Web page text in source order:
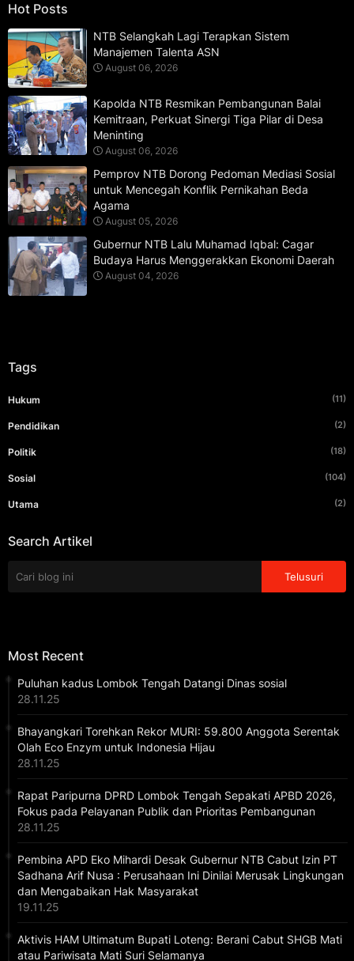
Hot Posts
NTB Selangkah Lagi Terapkan Sistem
Manajemen Talenta ASN
August 06, 2026
Kapolda NTB Resmikan Pembangunan Balai
Kemitraan, Perkuat Sinergi Tiga Pilar di Desa
Meninting
August 06, 2026
Pemprov NTB Dorong Pedoman Mediasi Sosial
untuk Mencegah Konflik Pernikahan Beda
Agama
August 05, 2026
Gubernur NTB Lalu Muhamad Iqbal: Cagar
Budaya Harus Menggerakkan Ekonomi Daerah
August 04, 2026
Tags
Hukum (11)
Pendidikan (2)
Politik (18)
Sosial (104)
Utama (2)
Search Artikel
Most Recent
Puluhan kadus Lombok Tengah Datangi Dinas sosial
28.11.25
Bhayangkari Torehkan Rekor MURI: 59.800 Anggota Serentak
Olah Eco Enzym untuk Indonesia Hijau
28.11.25
Rapat Paripurna DPRD Lombok Tengah Sepakati APBD 2026,
Fokus pada Pelayanan Publik dan Prioritas Pembangunan
28.11.25
Pembina APD Eko Mihardi Desak Gubernur NTB Cabut Izin PT
Sadhana Arif Nusa : Perusahaan Ini Dinilai Merusak Lingkungan
dan Mengabaikan Hak Masyarakat
19.11.25
Aktivis HAM Ultimatum Bupati Loteng: Berani Cabut SHGB Mati
atau Pariwisata Mati Suri Selamanya